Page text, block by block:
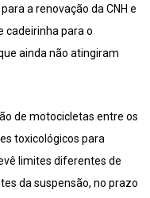
a renovação da CNH e
cadeirinha para o
ainda não atingiram
de motocicletas entre os
toxicológicos para
limites diferentes de
da suspensão, no prazo